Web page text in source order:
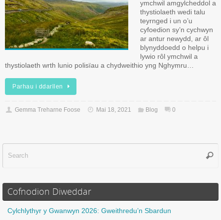
ymchwil amgylcheddol a
thystiolaeth wedi talu
teyrnged i un o’u
cyfoedion sy’n cychwyn
ar antur newydd, ar ôl
blynyddoedd o helpu i
lywio rôl ymchwil a
thystiolaeth wrth lunio polisïau a chydweithio yng Nghymru…
Parhau i ddarllen
Gemma Treharne Foose Mai 18, 2021 Blog 0
Cofnodion Diweddar
Cylchlythyr y Gwanwyn 2026: Gweithredu’n Sbardun